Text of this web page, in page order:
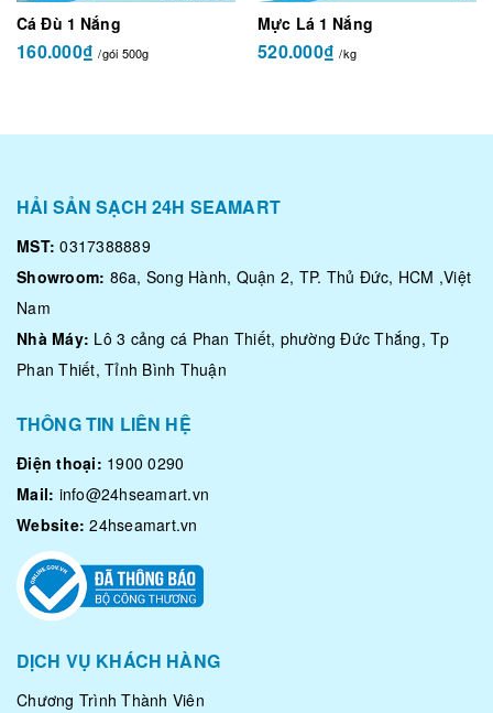
Cá Đù 1 Nắng
160.000₫/gói 500g
Mực Lá 1 Nắng
520.000₫/kg
HẢI SẢN SẠCH 24H SEAMART
MST: 0317388889
Showroom: 86a, Song Hành, Quận 2, TP. Thủ Đức, HCM ,Việt
Nam
Nhà Máy: Lô 3 cảng cá Phan Thiết, phường Đức Thắng, Tp
Phan Thiết, Tỉnh Bình Thuận
THÔNG TIN LIÊN HỆ
Điện thoại: 1900 0290
Mail: info@24hseamart.vn
Website: 24hseamart.vn
DỊCH VỤ KHÁCH HÀNG
Chương Trình Thành Viên